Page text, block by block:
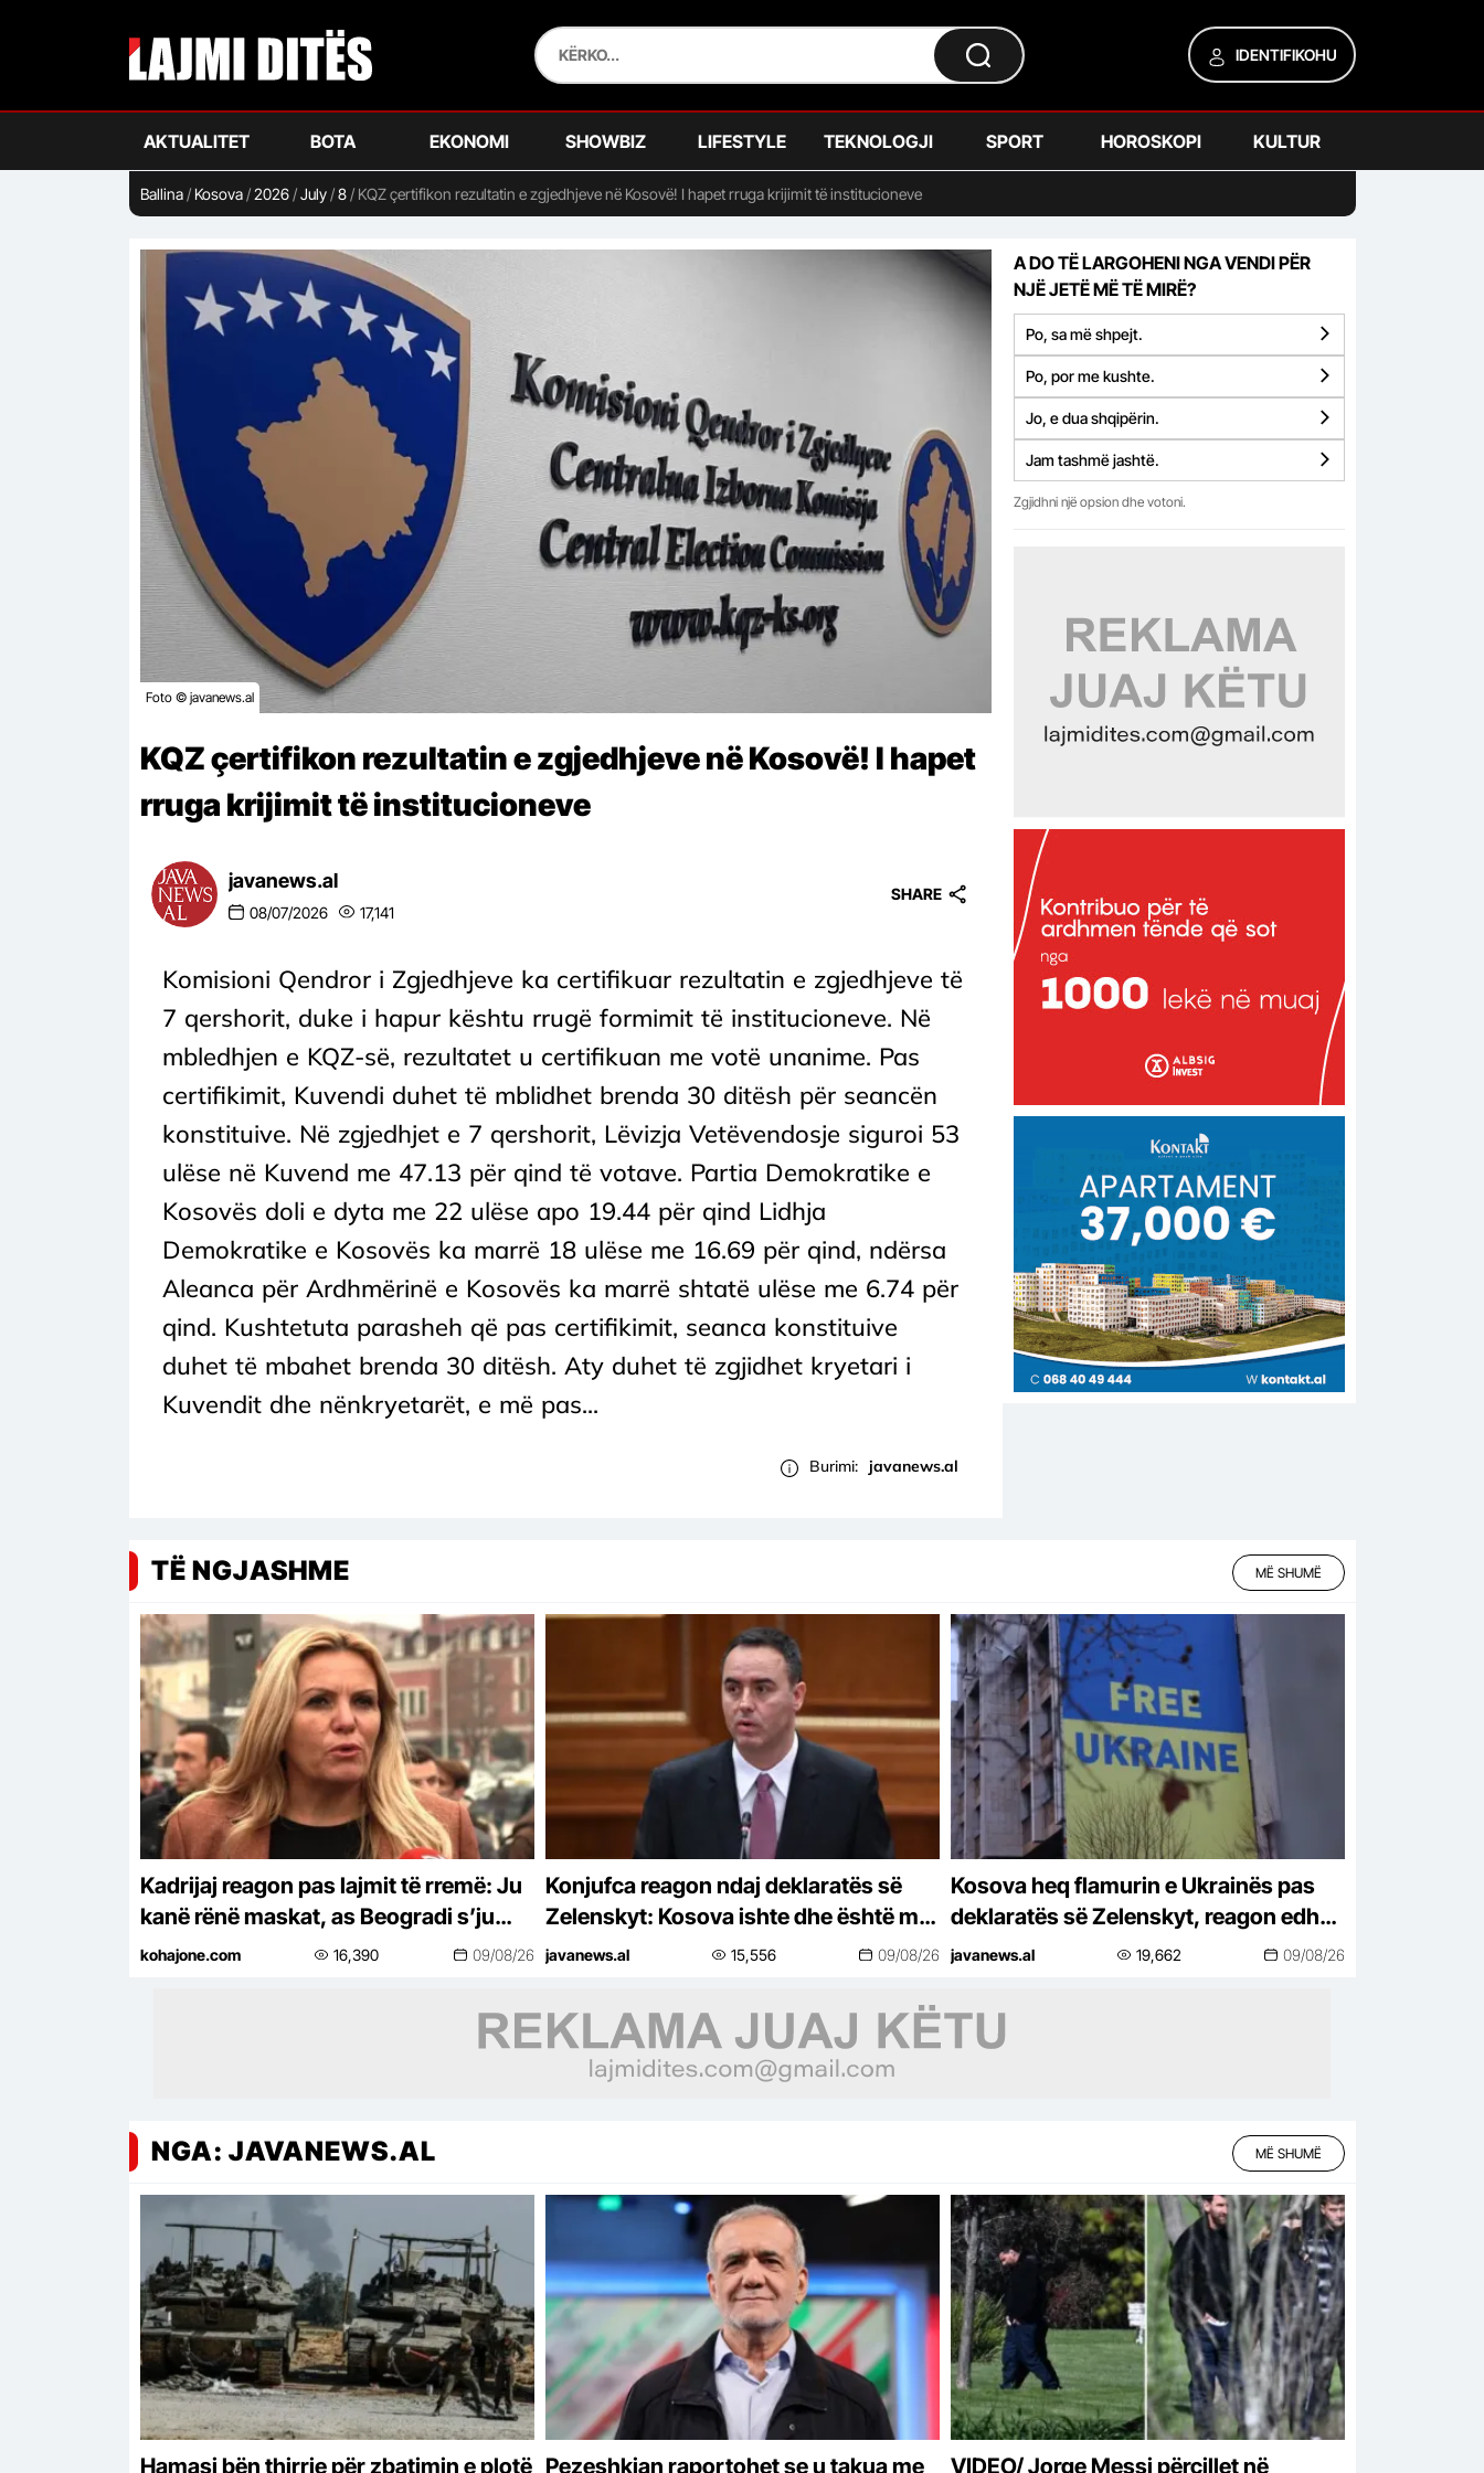
IDENTIFIKOHU
AKTUALITET BOTA EKONOMI SHOWBIZ LIFESTYLE TEKNOLOGJI SPORT HOROSKOPI KULTUR
Ballina/ Kosova/2026/July/8/ KQZ çertifikon rezultatin e zgjedhjeve në Kosovë! I hapet rruga krijimit të institucioneve
Foto © javanews.al
KQZ çertifikon rezultatin e zgjedhjeve në Kosovë! I hapet
rruga krijimit të institucioneve
javanews.al
08/07/2026 17,141
SHARE
Komisioni Qendror i Zgjedhjeve ka certifikuar rezultatin e zgjedhjeve të
7 qershorit, duke i hapur kështu rrugë formimit të institucioneve. Në
mbledhjen e KQZ-së, rezultatet u certifikuan me votë unanime. Pas
certifikimit, Kuvendi duhet të mblidhet brenda 30 ditësh për seancën
konstituive. Në zgjedhjet e 7 qershorit, Lëvizja Vetëvendosje siguroi 53
ulëse në Kuvend me 47.13 për qind të votave. Partia Demokratike e
Kosovës doli e dyta me 22 ulëse apo 19.44 për qind Lidhja
Demokratike e Kosovës ka marrë 18 ulëse me 16.69 për qind, ndërsa
Aleanca për Ardhmërinë e Kosovës ka marrë shtatë ulëse me 6.74 për
qind. Kushtetuta parasheh që pas certifikimit, seanca konstituive
duhet të mbahet brenda 30 ditësh. Aty duhet të zgjidhet kryetari i
Kuvendit dhe nënkryetarët, e më pas...
Burimi: javanews.al
A DO TË LARGOHENI NGA VENDI PËR
NJË JETË MË TË MIRË?
Po, sa më shpejt.
Po, por me kushte.
Jo, e dua shqipërin.
Jam tashmë jashtë.
Zgjidhni një opsion dhe votoni.
TË NGJASHME MË SHUMË
Kadrijaj reagon pas lajmit të rremë: Ju
kanë rënë maskat, as Beogradi s’ju
shpëton
kohajone.com 16,390 09/08/26
Konjufca reagon ndaj deklaratës së
Zelenskyt: Kosova ishte dhe është me
Ukrainën, kurse Serbia jo!
javanews.al 15,556 09/08/26
Kosova heq flamurin e Ukrainës pas
deklaratës së Zelenskyt, reagon edhe
Shqipëria: Heqja e paraleleve, e
javanews.al 19,662 09/08/26
NGA: JAVANEWS.AL MË SHUMË
Hamasi bën thirrje për zbatimin e plotë Pezeshkian raportohet se u takua me
VIDEO/ Jorge Messi përcillet në